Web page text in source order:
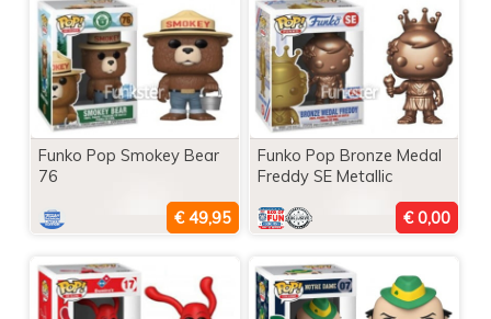
Funko Pop Smokey Bear
76
Funko Pop Bronze Medal
Freddy SE Metallic